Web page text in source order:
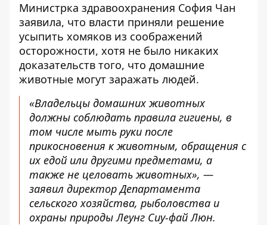
Министрка здравоохранения София Чан
заявила, что власти приняли решение
усыпить хомяков из соображений
осторожности, хотя не было никаких
доказательств того, что домашние
животные могут заражать людей.
«Владельцы домашних животных
должны соблюдать правила гигиены, в
том числе мыть руки после
прикосновения к животным, обращения с
их едой или другими предметами, а
также не целовать животных», —
заявил директор Департамента
сельского хозяйства, рыболовства и
охраны природы Леунг Сиу-фай Люн.